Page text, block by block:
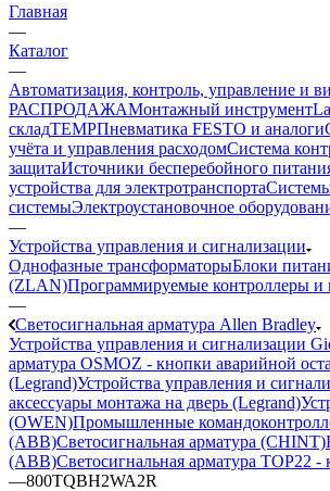
Главная
—
Каталог
—
Автоматизация, контроль, управление и
РАСПРОДАЖАМонтажный инструмент
складTEMPПневматика FESTO и аналоги
учёта и управления расходомСистема
защитаИсточники бесперебойного
устройства для электротранспорта
системыЭлектроустановочное
—
Устройства управления и сигнализации
Однофазные трансформаторыБлоки
(ZLAN)Программируемые контроллеры и
—
Светосигнальная арматура Allen Bradley
Устройства управления и сигнализации
арматура OSMOZ - кнопки аварийной
(Legrand)Устройства управления и
аксессуары монтажа на дверь (Legrand)
(OWEN)Промышленные
(ABB)Светосигнальная арматура (CHINT)
(ABB)Светосигнальная арматура TOP22
—800TQBH2WA2R